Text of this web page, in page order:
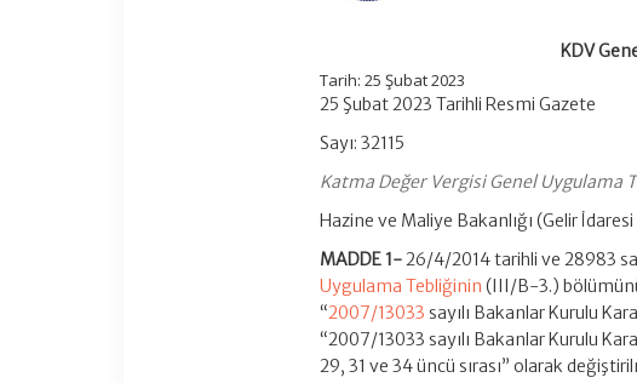
KDV
Tarih: 25 Şubat 2023
25 Şubat 2023 Tarihli Resmi Gazete
Sayı: 32115
Katma Değer Vergisi Genel Uygulama
Hazine ve Maliye Bakanlığı (Gelir
MADDE 1-26/4/2014 tarihli ve 28983
Uygulama Tebliğinin (III/B-3.)
“2007/13033 sayılı Bakanlar Kurulu
“2007/13033 sayılı Bakanlar Kurulu
29, 31 ve 34 üncü sırası” olarak